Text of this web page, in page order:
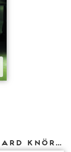
Weitere Texte von Ekkehard Knörer bei DIAPHANES